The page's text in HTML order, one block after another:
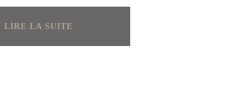
LIRE LA SUITE